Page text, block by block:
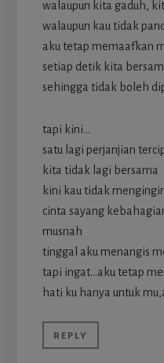
walaupun kita gaduh,
walaupun kau tidak
aku tetap memaafkan
setiap detik kita
sehingga tidak boleh
tapi kini…
satu lagi perjanjian
kita tidak lagi bersama
kini kau tidak
cinta sayang
musnah
tinggal aku menangis
tapi ingat…aku tetap
hati ku hanya untuk
REPLY